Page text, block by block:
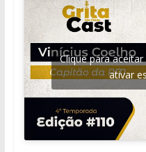
Clique para
ativar